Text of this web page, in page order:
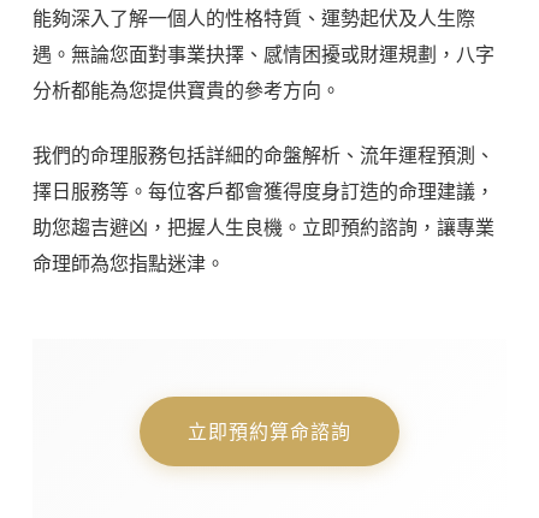
能夠深入了解一個人的性格特質、運勢起伏及人生際
遇。無論您面對事業抉擇、感情困擾或財運規劃，八字
分析都能為您提供寶貴的參考方向。
我們的命理服務包括詳細的命盤解析、流年運程預測、
擇日服務等。每位客戶都會獲得度身訂造的命理建議，
助您趨吉避凶，把握人生良機。立即預約諮詢，讓專業
命理師為您指點迷津。
立即預約算命諮詢